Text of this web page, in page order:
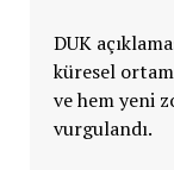
DUK
küresel
ve hem yeni
vurgulandı.